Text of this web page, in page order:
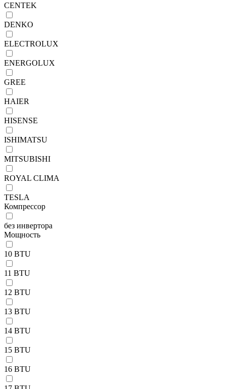
CENTEK
DENKO
ELECTROLUX
ENERGOLUX
GREE
HAIER
HISENSE
ISHIMATSU
MITSUBISHI
ROYAL CLIMA
TESLA
Компрессор
без инвертора
Мощность
10 BTU
11 BTU
12 BTU
13 BTU
14 BTU
15 BTU
16 BTU